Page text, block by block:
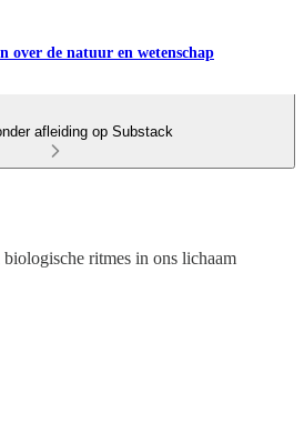
over de natuur en wetenschap
afleiding op Substack
ritmes in ons lichaam